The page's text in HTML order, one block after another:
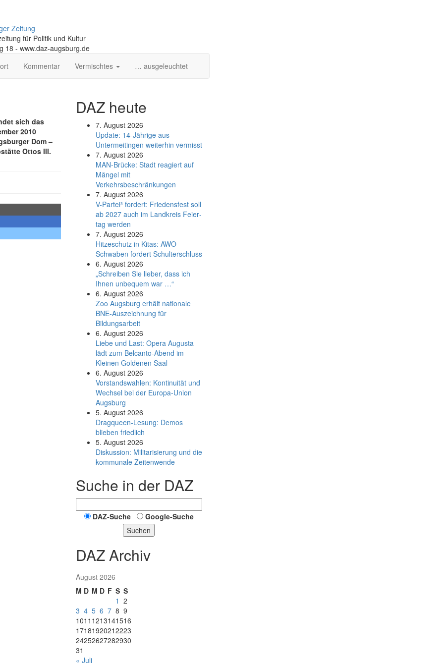
Zeitung
für Politik und Kultur
18 - www.daz-augsburg.de
Kommentar Vermischtes … ausgeleuchtet
sich das
2010
Dom –
Ottos III.
DAZ heute
7. August 2026
Update: 14-Jährige aus
Untermeitingen weiterhin vermisst
7. August 2026
MAN-Brücke: Stadt reagiert auf
Mängel mit
Verkehrsbeschränkungen
7. August 2026
V-Partei­³ fordert: Friedens­fest soll
ab 2027 auch im Land­kreis Feier­
tag werden
7. August 2026
Hitzeschutz in Kitas: AWO
Schwaben fordert Schulterschluss
6. August 2026
„Schreiben Sie lieber, dass ich
Ihnen unbequem war …“
6. August 2026
Zoo Augsburg erhält nationale
BNE-Auszeichnung für
Bildungsarbeit
6. August 2026
Liebe und Last: Opera Augusta
lädt zum Belcanto-Abend im
Kleinen Goldenen Saal
6. August 2026
Vorstandswahlen: Kontinuität und
Wechsel bei der Europa-Union
Augsburg
5. August 2026
Dragqueen-Lesung: Demos
blieben friedlich
5. August 2026
Diskussion: Mi­li­ta­ri­sie­rung und die
kommunale Zeitenwende
Suche in der DAZ
DAZ-Suche
Google-Suche
Suchen
DAZ Archiv
August 2026
M D M D F S S
1 2
3 4 5 6 7 8 9
1011 1213141516
17181920212223
24252627282930
31
« Juli